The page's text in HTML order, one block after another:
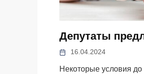
Депутаты
16.04.2024
Некоторые условия до